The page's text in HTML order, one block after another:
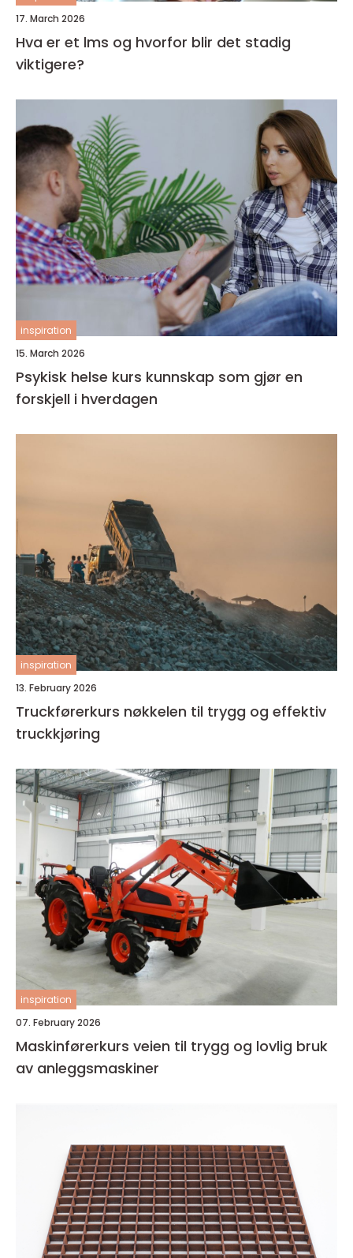
17. March 2026
Hva er et lms og hvorfor blir det stadig
viktigere?
inspiration
15. March 2026
Psykisk helse kurs kunnskap som gjør en
forskjell i hverdagen
inspiration
13. February 2026
Truckførerkurs nøkkelen til trygg og effektiv
truckkjøring
inspiration
07. February 2026
Maskinførerkurs veien til trygg og lovlig bruk
av anleggsmaskiner